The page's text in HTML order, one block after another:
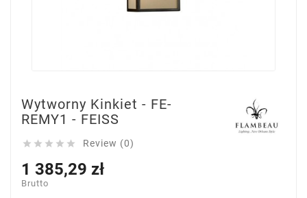
Wytworny Kinkiet - FE-
REMY1 - FEISS
     Review (0)
1 385,29 zł
Brutto